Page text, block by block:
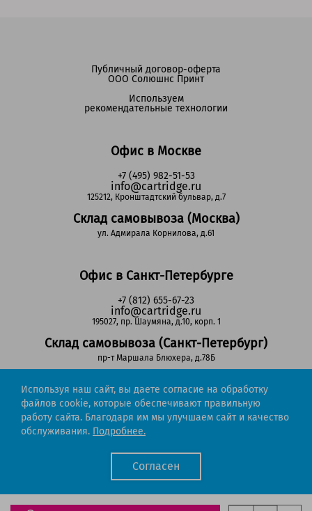
Офис в Москве
+7 (495) 982-51-53
info@cartridge.ru
125212, Кронштадтский бульвар, д.7
Склад самовывоза (Москва)
ул. Адмирала Корнилова, д.61
Офис в Санкт-Петербурге
+7 (812) 655-67-23
info@cartridge.ru
195027, пр. Шаумяна, д.10, корп. 1
Склад самовывоза (Санкт-Петербург)
пр-т Маршала Блюхера, д.78Б
Регионы РФ
8-800-302-51-53
(звонок бесплатный)
Публичный договор-оферта
ООО Солюшнс Принт
Используем
рекомендательные технологии
Cartridge.ru 2012-2026. Все права защищены
Мы работаем с порталом поставщиков
Используя наш сайт, вы даете согласие на обработку
файлов cookie, которые обеспечивают правильную
работу сайта. Благодаря им мы улучшаем сайт и качество
обслуживания. Подробнее.
Согласен